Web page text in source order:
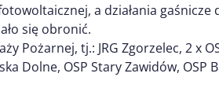
a działania gaśnicze
się obronić.
Pożarnej, tj.: JRG Zgorzelec, 2 x
Dolne, OSP Stary Zawidów, OSP